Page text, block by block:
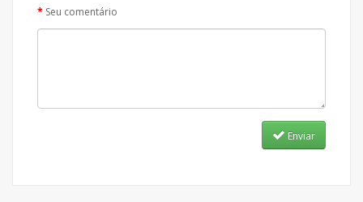
Seu comentário
Enviar